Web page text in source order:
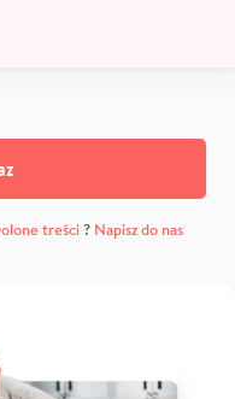
treści? Napisz do nas